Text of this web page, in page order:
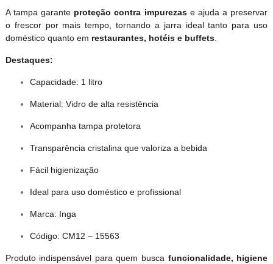
A tampa garante proteção contra impurezase ajuda a preservar
o frescor por mais tempo, tornando a jarra ideal tanto para uso
doméstico quanto em restaurantes, hotéis e buffets.
Destaques:
Capacidade: 1 litro
Material: Vidro de alta resistência
Acompanha tampa protetora
Transparência cristalina que valoriza a bebida
Fácil higienização
Ideal para uso doméstico e profissional
Marca: Inga
Código: CM12 – 15563
Produto indispensável para quem busca funcionalidade, higiene